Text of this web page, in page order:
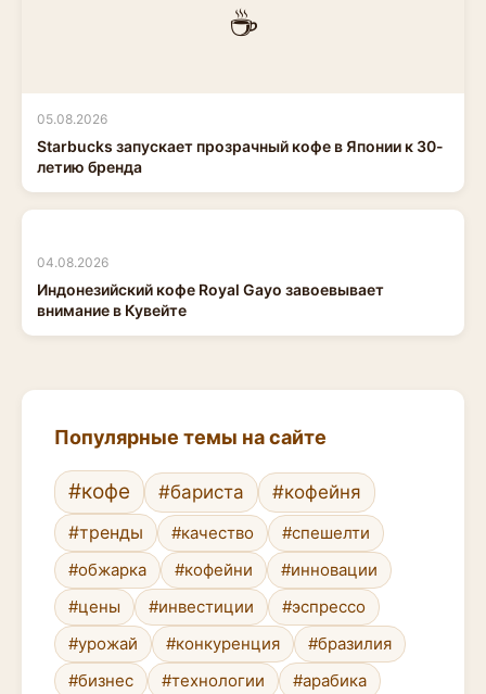
☕
05.08.2026
Starbucks запускает прозрачный кофе в Японии к 30-
летию бренда
04.08.2026
Индонезийский кофе Royal Gayo завоевывает
внимание в Кувейте
Популярные темы на сайте
#кофе #бариста
#кофейня
#тренды
#качество
#спешелти
#обжарка
#кофейни
#инновации
#цены
#инвестиции
#эспрессо
#урожай
#конкуренция
#бразилия
#бизнес
#технологии
#арабика